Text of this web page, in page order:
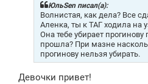
ЮльSen писал(а):
Волнистая, как дела? Все
Аленка, ты к ТАГ ходила на
Она тебе убирает
прошла? При мазне
прогинову нельзя убирать.
Девочки привет!